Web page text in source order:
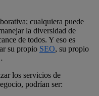
cualquiera puede
la diversidad de
de todos. Y eso es
su propio SEO, su propio
los servicios de
podrían ser: